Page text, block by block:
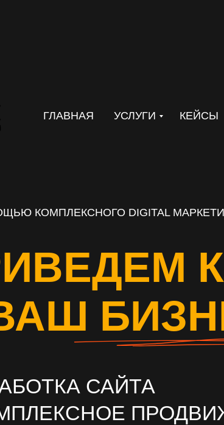
КОМПЛЕКСНОГО DIGITAL
САЙТА
ГЛАВНАЯ УСЛУГИ КЕЙСЫ